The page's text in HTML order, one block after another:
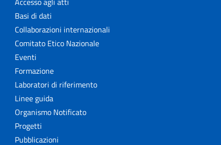
Basi di dati
Collaborazioni internazionali
Comitato Etico Nazionale
Eventi
Formazione
Laboratori di riferimento
Linee guida
Organismo Notificato
Progetti
Pubblicazioni